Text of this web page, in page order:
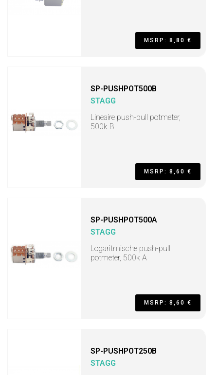
MSRP: 8,80 €
SP-PUSHPOT500B
STAGG
Lineaire push-pull potmeter,
500k B
MSRP: 8,60 €
SP-PUSHPOT500A
STAGG
Logaritmische push-pull
potmeter, 500k A
MSRP: 8,60 €
SP-PUSHPOT250B
STAGG